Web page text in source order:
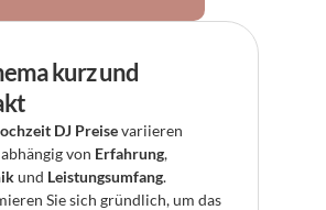
kurz und
DJ Preise variieren
von Erfahrung
und Leistungsumfang.
Sie sich gründlich, um das